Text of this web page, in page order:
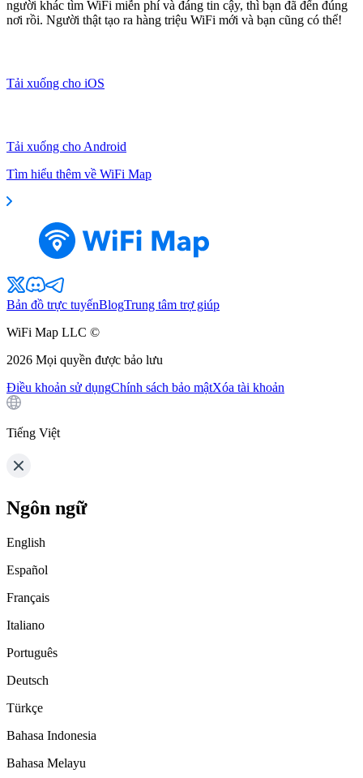
người khác tìm WiFi miễn phí và đáng tin cậy, thì bạn đã đến đúng
nơi rồi. Người thật tạo ra hàng triệu WiFi mới và bạn cũng có thể!
Tải xuống cho iOS
Tải xuống cho Android
Tìm hiểu thêm về WiFi Map
Bản đồ trực tuyếnBlogTrung tâm trợ giúp
WiFi Map LLC ©
2026 Mọi quyền được bảo lưu
Điều khoản sử dụngChính sách bảo mậtXóa tài khoản
Tiếng Việt
Ngôn ngữ
English
Español
Français
Italiano
Português
Deutsch
Türkçe
Bahasa Indonesia
Bahasa Melayu